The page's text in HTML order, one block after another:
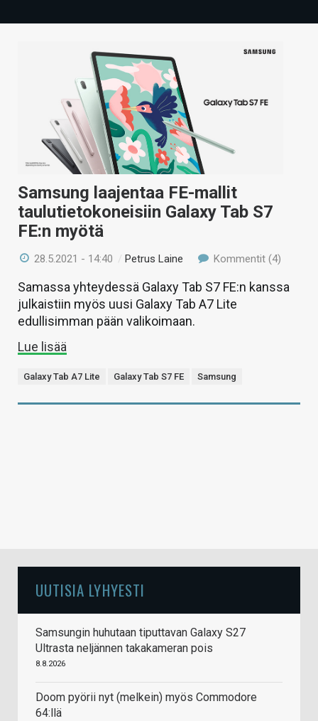
TECHBBS
VAIHDA TEEMA
HAKU
Samsung laajentaa FE-mallit
taulutietokoneisiin Galaxy Tab S7
FE:n myötä
28.5.2021 - 14:40 /Petrus Laine Kommentit (4)
Samassa yhteydessä Galaxy Tab S7 FE:n kanssa
julkaistiin myös uusi Galaxy Tab A7 Lite
edullisimman pään valikoimaan.
Lue lisää
Galaxy Tab A7 Lite Galaxy Tab S7 FE Samsung
UUTISIA LYHYESTI
Samsungin huhutaan tiputtavan Galaxy S27
Ultrasta neljännen takakameran pois
8.8.2026
Doom pyörii nyt (melkein) myös Commodore
64:llä